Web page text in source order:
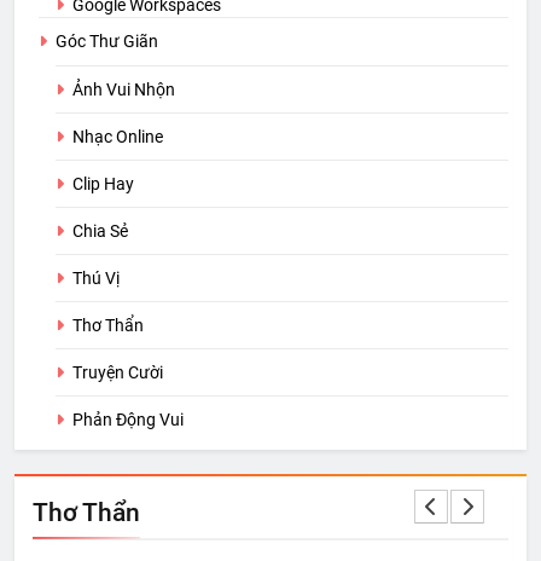
Google Workspaces
Góc Thư Giãn
Ảnh Vui Nhộn
Nhạc Online
Clip Hay
Chia Sẻ
Thú Vị
Thơ Thẩn
Truyện Cười
Phản Động Vui
Thơ Thẩn